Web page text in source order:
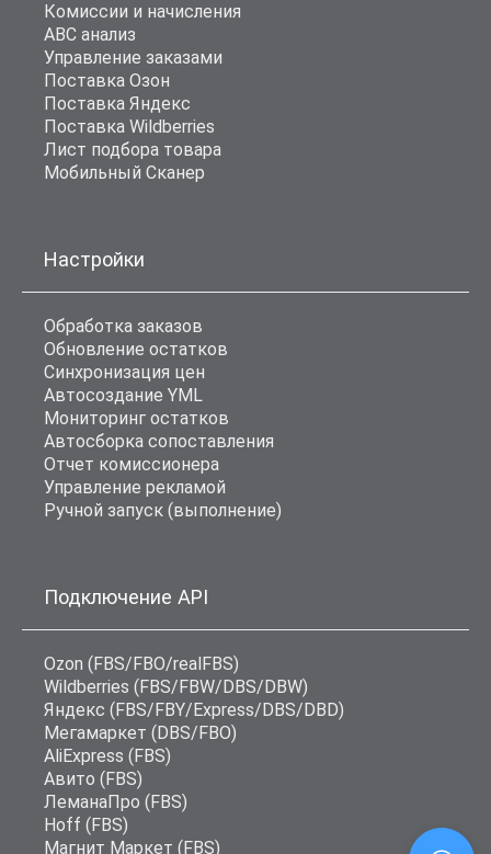
Комиссии и начисления
ABC анализ
Управление заказами
Поставка Озон
Поставка Яндекс
Поставка Wildberries
Лист подбора товара
Мобильный Сканер
Настройки
Обработка заказов
Обновление остатков
Синхронизация цен
Автосоздание YML
Мониторинг остатков
Автосборка сопоставления
Отчет комиссионера
Управление рекламой
Ручной запуск (выполнение)
Подключение API
Ozon (FBS/FBO/realFBS)
Wildberries (FBS/FBW/DBS/DBW)
Яндекс (FBS/FBY/Express/DBS/DBD)
Мегамаркет (DBS/FBO)
AliExpress (FBS)
Авито (FBS)
ЛеманаПро (FBS)
Hoff (FBS)
Магнит Маркет (FBS)